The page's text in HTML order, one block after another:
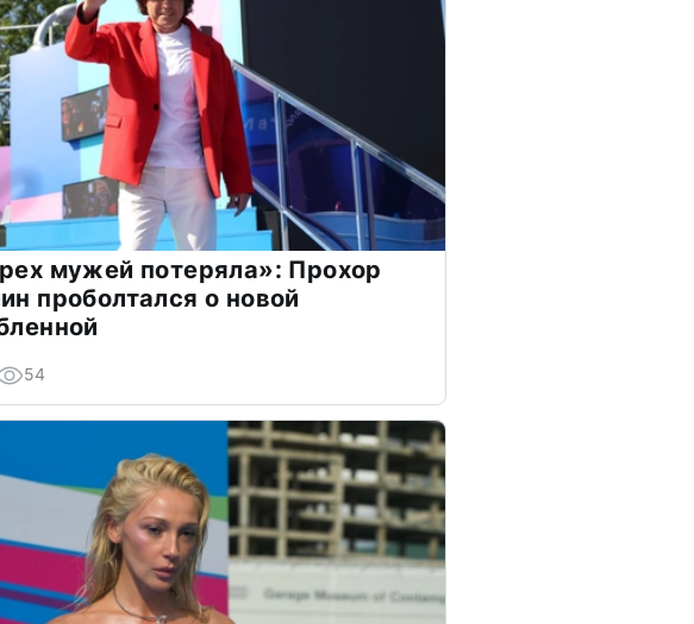
мужей потеряла»: Прохор
проболтался о новой
54